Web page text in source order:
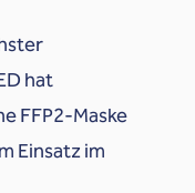
hat
FFP2-Maske
Einsatz im